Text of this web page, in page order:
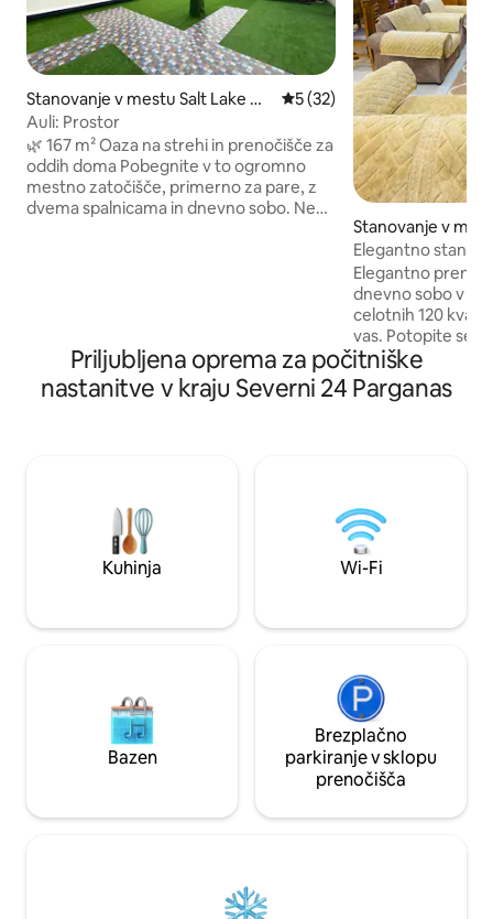
Stanovanje v mestu Salt Lake Cit
y
Povprečna ocena: 5 od 5,
5 (32)
Auli: Prostor
🌿 167 m² Oaza na strehi in prenočišče za
oddih doma Pobegnite v to ogromno
mestno zatočišče, primerno za pare, z
dvema spalnicama in dnevno sobo. Ne
Zasebna terasa: ekskluzivna strešna
terasa z umetno travo. 💻 Najboljša
oprema: Wi-Fi s hitrostjo 100 Mb/s, 55-
Stanovanje v
Elegantno
in marmor |
Elegantno
dnevno sobo v
celotnih 120
vas. Potopite se
s toplimi odtenki
razsvetljavo in
Dnevna soba in
avtomobile.
Ekante, parka
središča CC2,
Dobra povezava
Priljubljena oprema za počitniške
nastanitve v kraju Severni 24 Parganas
Kuhinja Wi-Fi
Bazen
Brezplačno
parkiranje v sklopu
prenočišča